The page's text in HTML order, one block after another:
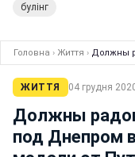
булінг
Головна › Життя › Должны
ЖИТТЯ 04 грудня
Должны
под Днепром